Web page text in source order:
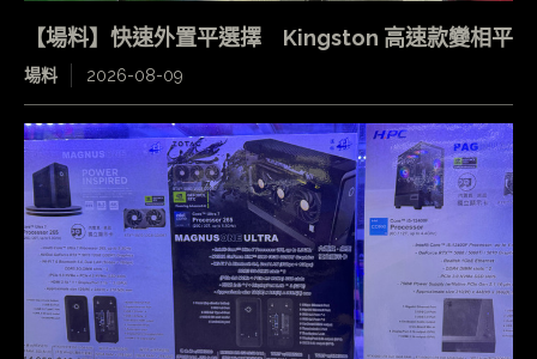
【場料】快速外置平選擇 Kingston 高速款變相平
場料 2026-08-09